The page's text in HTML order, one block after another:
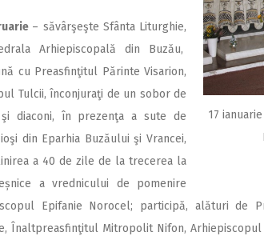
17
– săvârşeşte Sfânta Liturghie,
Arhiepiscopală din Buzău,
cu Preasfinţitul Părinte Visarion,
Tulcii, înconjuraţi de un sobor de
diaconi, în prezenţa a sute de
din Eparhia Buzăului şi Vrancei,
a 40 de zile de la trecerea la
a vrednicului de pomenire
Epifanie Norocel; participă, alături de
Înaltpreasfinţitul Mitropolit Nifon,